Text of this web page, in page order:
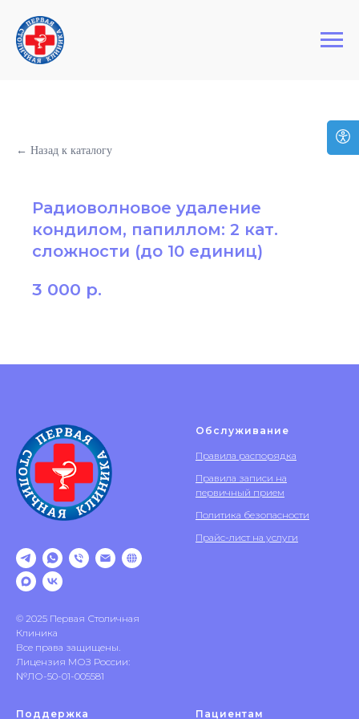
Первая Столичная Клиника
← Назад к каталогу
Радиоволновое удаление
кондилом, папиллом: 2 кат.
сложности (до 10 единиц)
3 000 р.
© 2025 Первая Столичная
Клиника
Все права защищены.
Лицензия МОЗ России:
№ЛО-50-01-005581
Обслуживание
Правила распорядка
Правила записи на
первичный прием
Политика безопасности
Прайс-лист на услуги
Поддержка Пациентам